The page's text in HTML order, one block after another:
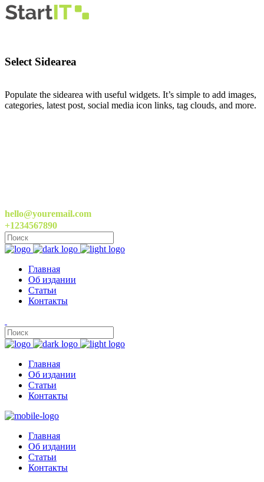
Select Sidearea
Populate the sidearea with useful widgets. It’s simple to add images,
categories, latest post, social media icon links, tag clouds, and more.
hello@youremail.com
+1234567890
Главная
Об издании
Статьи
Контакты
Главная
Об издании
Статьи
Контакты
Главная
Об издании
Статьи
Контакты